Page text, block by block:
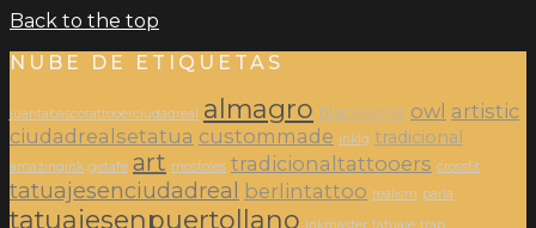
Back to the top
NUBE DE ETIQUETAS
juantabascotattooerciudadreal almagro blackworks owl artistic
ciudadrealsetatua custommade inkig tradicional
amazingink getafe art mostoles tradicionaltattooers crossfit
tatuajesenciudadreal berlintattoo realism parla
tatuajesenpuertollano